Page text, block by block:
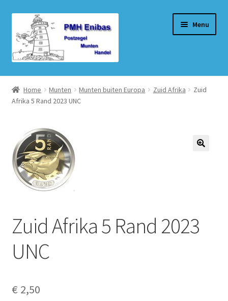
door
naar
navigatie
naar
de
inhoud
Menu
Home
Beurzen
Winkel
Winkelmand
Afrekenen
Home Munten Munten buiten Europa Zuid Afrika
Zuid
Afrika 5 Rand 2023 UNC
Zuid Afrika 5 Rand 2023
UNC
€ 2,50